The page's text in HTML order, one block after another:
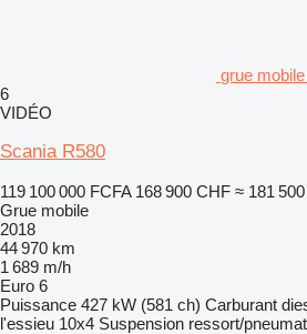
grue
6
VIDÉO
Scania R580
119 100 000 FCFA 168 900 CHF ≈ 181
Grue mobile
2018
44 970 km
1 689 m/h
Euro 6
Puissance 427 kW (581 ch) Carburant
l'essieu 10x4 Suspension ressort/